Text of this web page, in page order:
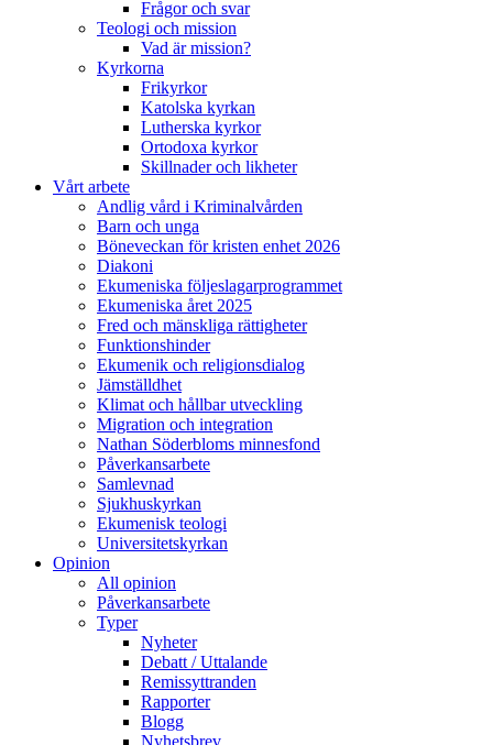
Frågor och svar
Teologi och mission
Vad är mission?
Kyrkorna
Frikyrkor
Katolska kyrkan
Lutherska kyrkor
Ortodoxa kyrkor
Skillnader och likheter
Vårt arbete
Andlig vård i Kriminalvården
Barn och unga
Böneveckan för kristen enhet 2026
Diakoni
Ekumeniska följeslagarprogrammet
Ekumeniska året 2025
Fred och mänskliga rättigheter
Funktionshinder
Ekumenik och religionsdialog
Jämställdhet
Klimat och hållbar utveckling
Migration och integration
Nathan Söderbloms minnesfond
Påverkansarbete
Samlevnad
Sjukhuskyrkan
Ekumenisk teologi
Universitetskyrkan
Opinion
All opinion
Påverkansarbete
Typer
Nyheter
Debatt / Uttalande
Remissyttranden
Rapporter
Blogg
Nyhetsbrev